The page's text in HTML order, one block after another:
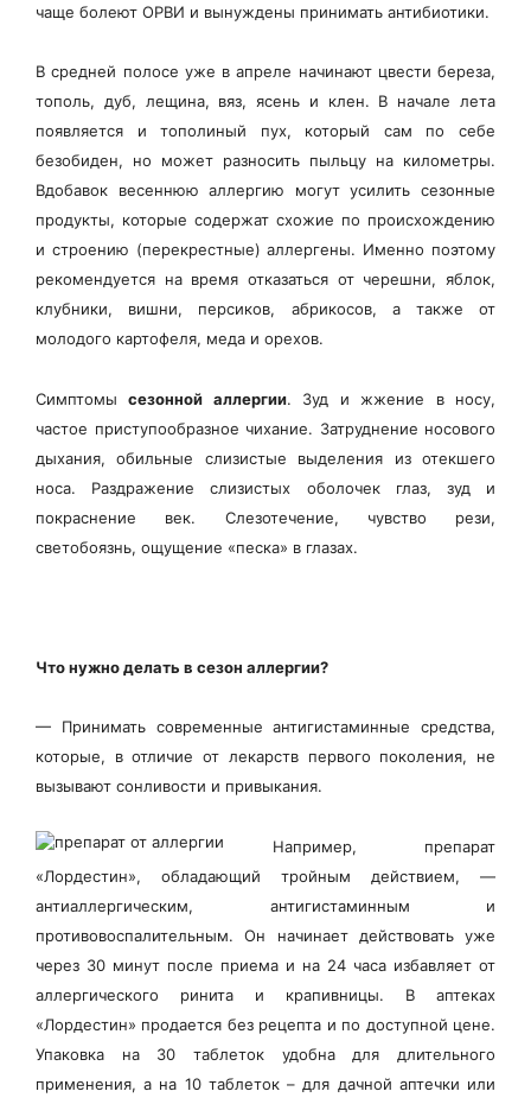
чаще болеют ОРВИ и вынуждены принимать антибиотики.
В средней полосе уже в апреле начинают цвести береза,
тополь, дуб, лещина, вяз, ясень и клен. В начале лета
появляется и тополиный пух, который сам по себе
безобиден, но может разносить пыльцу на километры.
Вдобавок весеннюю аллергию могут усилить сезонные
продукты, которые содержат схожие по происхождению
и строению (перекрестные) аллергены. Именно поэтому
рекомендуется на время отказаться от черешни, яблок,
клубники, вишни, персиков, абрикосов, а также от
молодого картофеля, меда и орехов.
Симптомысезонной аллергии. Зуд и жжение в носу,
частое приступообразное чихание. Затруднение носового
дыхания, обильные слизистые выделения из отекшего
носа. Раздражение слизистых оболочек глаз, зуд и
покраснение век. Слезотечение, чувство рези,
светобоязнь, ощущение «песка» в глазах.
Что нужно делать в сезон аллергии?
— Принимать современные антигистаминные средства,
которые, в отличие от лекарств первого поколения, не
вызывают сонливости и привыкания.
Например, препарат
«Лордестин», обладающий тройным действием, —
антиаллергическим, антигистаминным и
противовоспалительным. Он начинает действовать уже
через 30 минут после приема и на 24 часа избавляет от
аллергического ринита и крапивницы. В аптеках
«Лордестин» продается без рецепта и по доступной цене.
Упаковка на 30 таблеток удобна для длительного
применения, а на 10 таблеток – для дачной аптечки или